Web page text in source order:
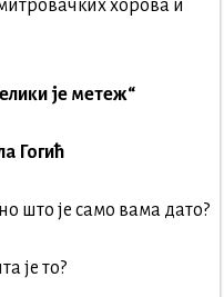
хорова и
је метеж“
Гогић
што је само вама дато?
је то?